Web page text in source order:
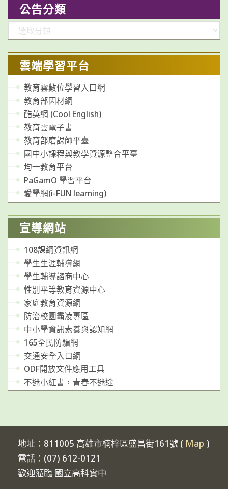
公告分類
類
雲端學習平台
教育雲數位學習入口網
教育部因材網
酷英網 (Cool English)
教育雲電子書
教育部磨課師平臺
國中小課程與教學資源整合平臺
均一教育平台
PaGamO 學習平台
愛學網(i-FUN learning)
宣導網站
108課綱資訊網
學生生涯輔導網
學生輔導諮商中心
性別平等教育資源中心
家庭教育資源網
防治校園霸凌專區
中小學資訊素養與認知網
165全民防騙網
交通安全入口網
ODF開放文件應用工具
不迷小紅書，青春不迷途
地址：811005 高雄市楠梓區盛昌街161號 ( Map )
電話：(07) 612-0121
歡迎蒞臨 國立高科實中